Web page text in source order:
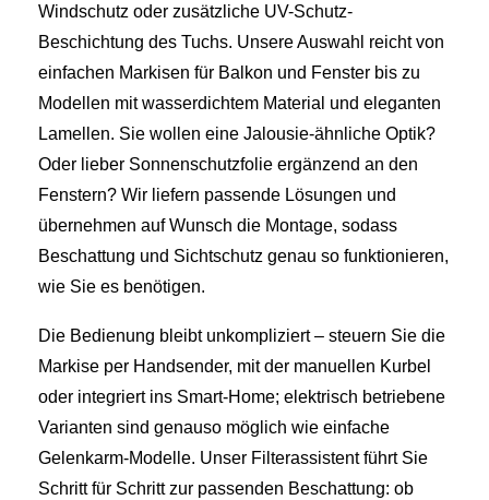
Windschutz oder zusätzliche UV-Schutz-
Beschichtung des Tuchs. Unsere Auswahl reicht von
einfachen Markisen für Balkon und Fenster bis zu
Modellen mit wasserdichtem Material und eleganten
Lamellen. Sie wollen eine Jalousie-ähnliche Optik?
Oder lieber Sonnenschutzfolie ergänzend an den
Fenstern? Wir liefern passende Lösungen und
übernehmen auf Wunsch die Montage, sodass
Beschattung und Sichtschutz genau so funktionieren,
wie Sie es benötigen.
Die Bedienung bleibt unkompliziert – steuern Sie die
Markise per Handsender, mit der manuellen Kurbel
oder integriert ins Smart‑Home; elektrisch betriebene
Varianten sind genauso möglich wie einfache
Gelenkarm‑Modelle. Unser Filterassistent führt Sie
Schritt für Schritt zur passenden Beschattung: ob